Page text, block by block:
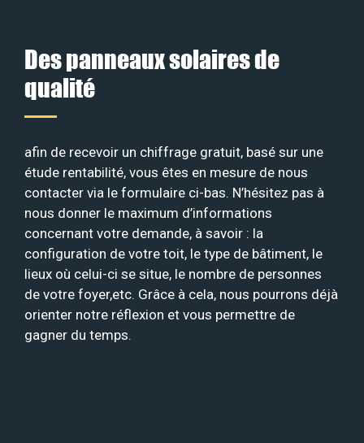
Des panneaux solaires de
qualité
afin de recevoir un chiffrage gratuit, basé sur une
étude rentabilité, vous êtes en mesure de nous
contacter via le formulaire ci-bas. N’hésitez pas à
nous donner le maximum d’informations
concernant votre demande, à savoir : la
configuration de votre toit, le type de bâtiment, le
lieux où celui-ci se situe, le nombre de personnes
de votre foyer,etc. Grâce à cela, nous pourrons déjà
orienter notre réflexion et vous permettre de
gagner du temps.